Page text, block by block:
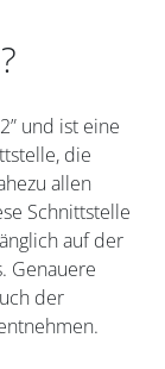
und ist eine
die
allen
Schnittstelle
auf der
Genauere
der